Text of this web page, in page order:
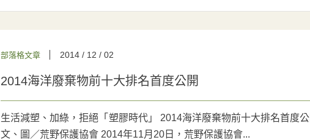
部落格文章 2014 / 12 / 02
2014海洋廢棄物前十大排名首度公開
生活減塑、加綠，拒絕「塑膠時代」 2014海洋廢棄物前十大排名首度
文、圖／荒野保護協會 2014年11月20日，荒野保護協會...